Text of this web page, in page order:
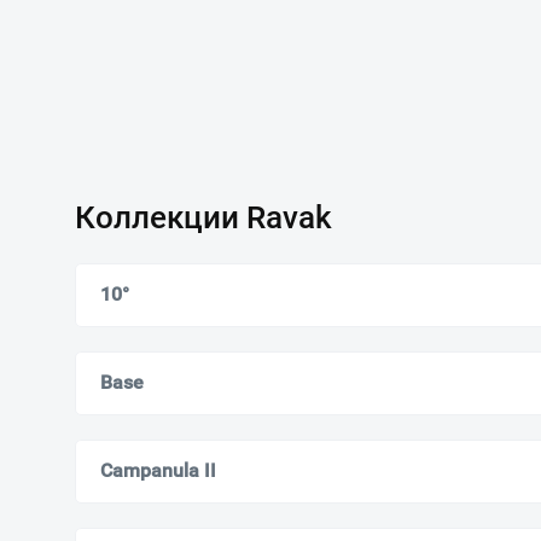
Коллекции Ravak
10°
Base
Campanula II